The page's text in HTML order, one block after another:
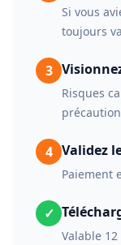
Si vous
toujours
3
Risques
4 Validez
Paiement
✓
Valable